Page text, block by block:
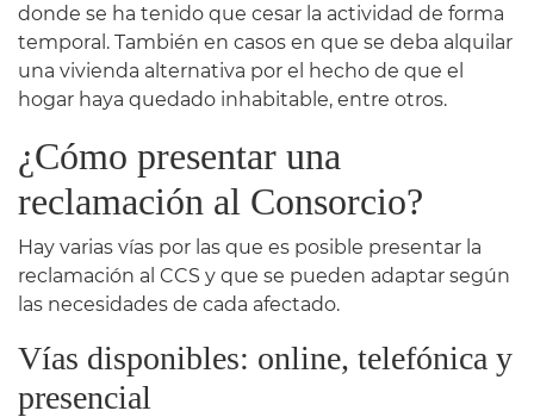
donde se ha tenido que cesar la actividad de forma
temporal. También en casos en que se deba alquilar
una vivienda alternativa por el hecho de que el
hogar haya quedado inhabitable, entre otros.
¿Cómo presentar una
reclamación al Consorcio?
Hay varias vías por las que es posible presentar la
reclamación al CCS y que se pueden adaptar según
las necesidades de cada afectado.
Vías disponibles: online, telefónica y
presencial